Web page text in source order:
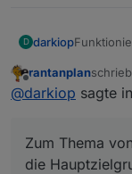
D darkiop
für die
Zum
finde es
Blockly
Offline
rantanplan
zuletzt
@darkiop sagte in
Zum Thema
die